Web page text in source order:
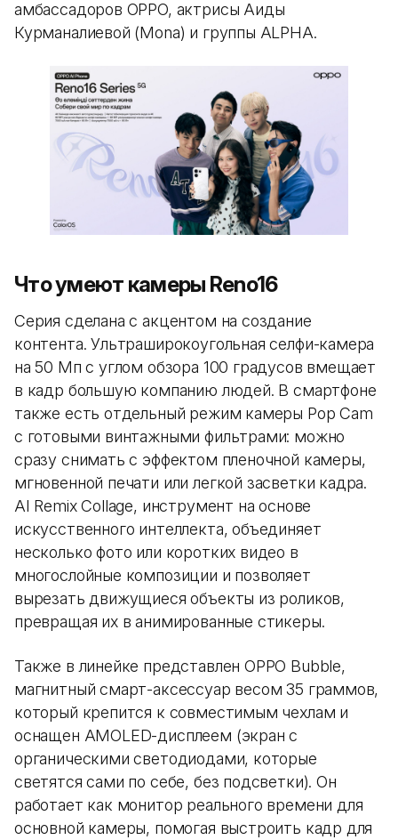
амбассадоров OPPO, актрисы Аиды
Курманалиевой (Mona) и группы ALPHA.
Что умеют камеры Reno16
Серия сделана с акцентом на создание
контента. Ультраширокоугольная селфи-камера
на 50 Мп с углом обзора 100 градусов вмещает
в кадр большую компанию людей. В смартфоне
также есть отдельный режим камеры Pop Cam
с готовыми винтажными фильтрами: можно
сразу снимать с эффектом пленочной камеры,
мгновенной печати или легкой засветки кадра.
AI Remix Collage, инструмент на основе
искусственного интеллекта, объединяет
несколько фото или коротких видео в
многослойные композиции и позволяет
вырезать движущиеся объекты из роликов,
превращая их в анимированные стикеры.
Также в линейке представлен OPPO Bubble,
магнитный смарт-аксессуар весом 35 граммов,
который крепится к совместимым чехлам и
оснащен AMOLED-дисплеем (экран с
органическими светодиодами, которые
светятся сами по себе, без подсветки). Он
работает как монитор реального времени для
основной камеры, помогая выстроить кадр для